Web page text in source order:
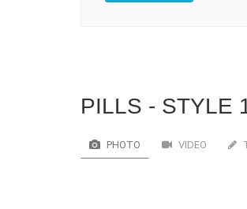
PILLS - STYLE
PHOTO VIDEO